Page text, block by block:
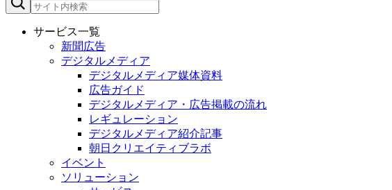
サービス一覧
新聞広告
デジタルメディア
デジタルメディア媒体資料
広告ガイド
デジタルメディア・広告掲載の流れ
レギュレーション
デジタルメディア紹介記事
朝日クリエイティブラボ
イベント
ソリューション